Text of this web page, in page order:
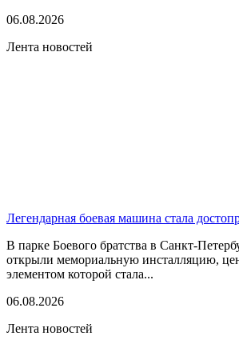
06.08.2026
Лента новостей
Легендарная боевая машина стала
В парке Боевого братства в Санкт-
открыли мемориальную инсталляцию,
элементом которой стала...
06.08.2026
Лента новостей